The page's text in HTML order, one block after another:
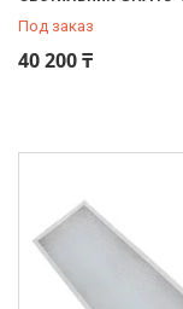
Под заказ
40 200 ₸